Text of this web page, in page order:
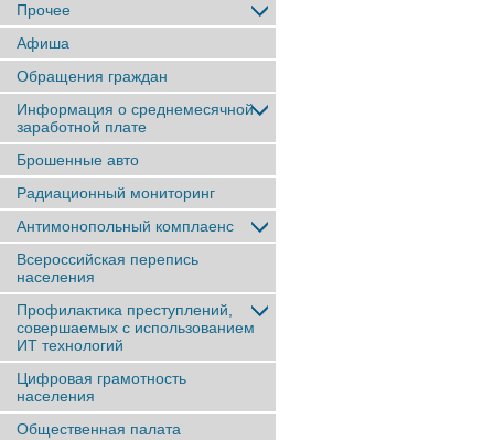
Прочее
Афиша
Обращения граждан
Информация о среднемесячной
заработной плате
Брошенные авто
Радиационный мониторинг
Антимонопольный комплаенс
Всероссийская перепись
населения
Профилактика преступлений,
совершаемых с использованием
ИТ технологий
Цифровая грамотность
населения
Общественная палата